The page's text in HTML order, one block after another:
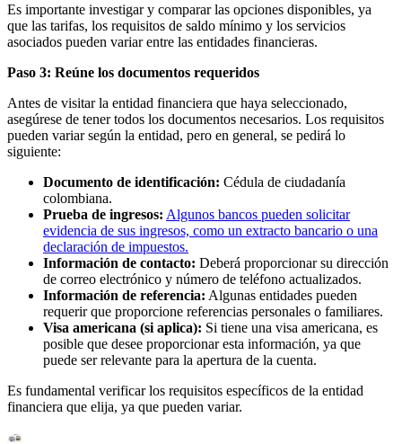
Es importante investigar y comparar las opciones disponibles, ya
que las tarifas, los requisitos de saldo mínimo y los servicios
asociados pueden variar entre las entidades financieras.
Paso 3: Reúne los documentos requeridos
Antes de visitar la entidad financiera que haya seleccionado,
asegúrese de tener todos los documentos necesarios. Los requisitos
pueden variar según la entidad, pero en general, se pedirá lo
siguiente:
Documento de identificación: Cédula de ciudadanía
colombiana.
Prueba de ingresos: Algunos bancos pueden solicitar
evidencia de sus ingresos, como un extracto bancario o una
declaración de impuestos.
Información de contacto: Deberá proporcionar su dirección
de correo electrónico y número de teléfono actualizados.
Información de referencia: Algunas entidades pueden
requerir que proporcione referencias personales o familiares.
Visa americana (si aplica): Si tiene una visa americana, es
posible que desee proporcionar esta información, ya que
puede ser relevante para la apertura de la cuenta.
Es fundamental verificar los requisitos específicos de la entidad
financiera que elija, ya que pueden variar.